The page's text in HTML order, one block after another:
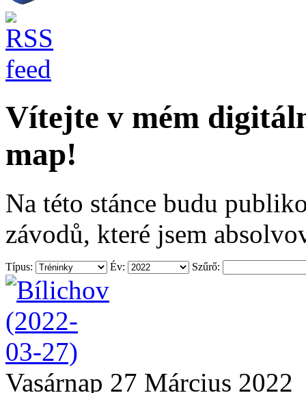
Vítejte v mém
map!
Na této stánce budu
závodů, které jsem
Típus: Év: Szűrő:
Vasárnap 27 Március 2022